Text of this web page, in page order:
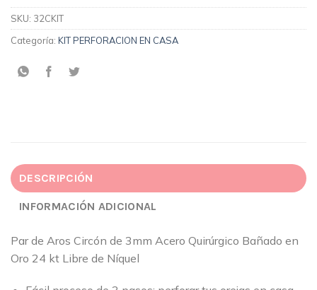
SKU: 32CKIT
Categoría: KIT PERFORACION EN CASA
DESCRIPCIÓN
INFORMACIÓN ADICIONAL
Par de Aros Circón de 3mm Acero Quirúrgico Bañado en
Oro 24 kt Libre de Níquel